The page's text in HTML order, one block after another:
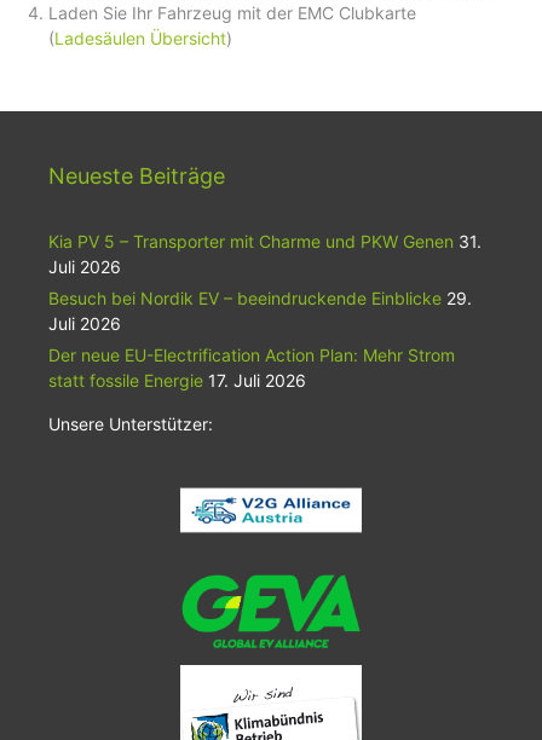
Laden Sie Ihr Fahrzeug mit der EMC Clubkarte
(Ladesäulen Übersicht)
Neueste Beiträge
Kia PV 5 – Transporter mit Charme und PKW Genen 31.
Juli 2026
Besuch bei Nordik EV – beeindruckende Einblicke 29.
Juli 2026
Der neue EU-Electrification Action Plan: Mehr Strom
statt fossile Energie 17. Juli 2026
Unsere Unterstützer: